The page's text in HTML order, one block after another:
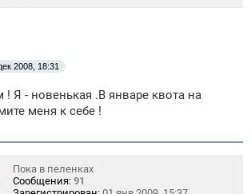
2008, 18:31
! Я - новенькая .В январе квота на
меня к себе !
Пока в пеленках
Сообщения: 91